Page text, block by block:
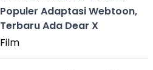
Populer Adaptasi Webtoon,
Terbaru Ada Dear X
Film